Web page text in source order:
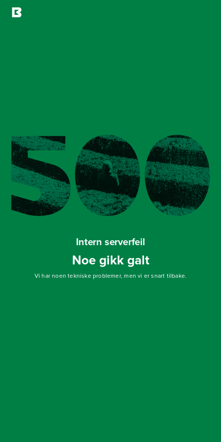
Intern serverfeil
Noe gikk galt
Vi har noen tekniske problemer, men vi er snart tilbake.